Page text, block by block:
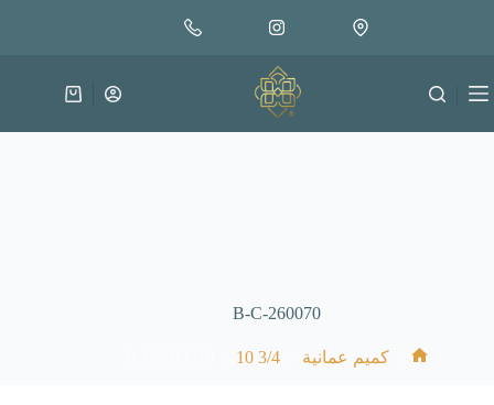
متوفر في المخزون
إضافة إلى السلة
عربة
B-C-260070
كميم عمانية 3/4 10